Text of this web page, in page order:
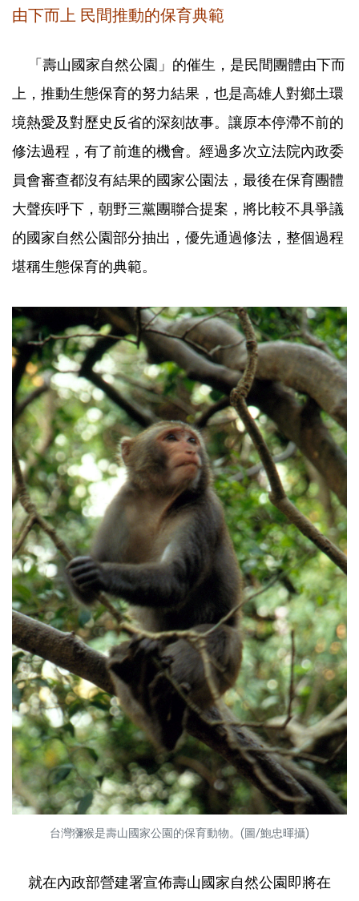
由下而上 民間推動的保育典範
「壽山國家自然公園」的催生，是民間團體由下而
上，推動生態保育的努力結果，也是高雄人對鄉土環
境熱愛及對歷史反省的深刻故事。讓原本停滯不前的
修法過程，有了前進的機會。經過多次立法院內政委
員會審查都沒有結果的國家公園法，最後在保育團體
大聲疾呼下，朝野三黨團聯合提案，將比較不具爭議
的國家自然公園部分抽出，優先通過修法，整個過程
堪稱生態保育的典範。
台灣獼猴是壽山國家公園的保育動物。(圖/鮑忠暉攝)
就在內政部營建署宣佈壽山國家自然公園即將在